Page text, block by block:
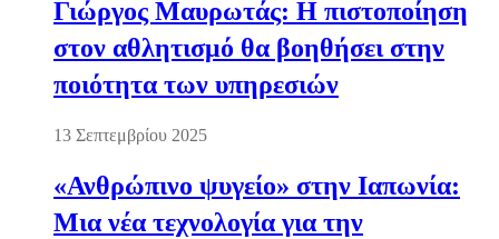
Γιώργος Μαυρωτάς: Η πιστοποίηση
στον αθλητισμό θα βοηθήσει στην
ποιότητα των υπηρεσιών
13 Σεπτεμβρίου 2025
«Ανθρώπινο ψυγείο» στην Ιαπωνία:
Μια νέα τεχνολογία για την